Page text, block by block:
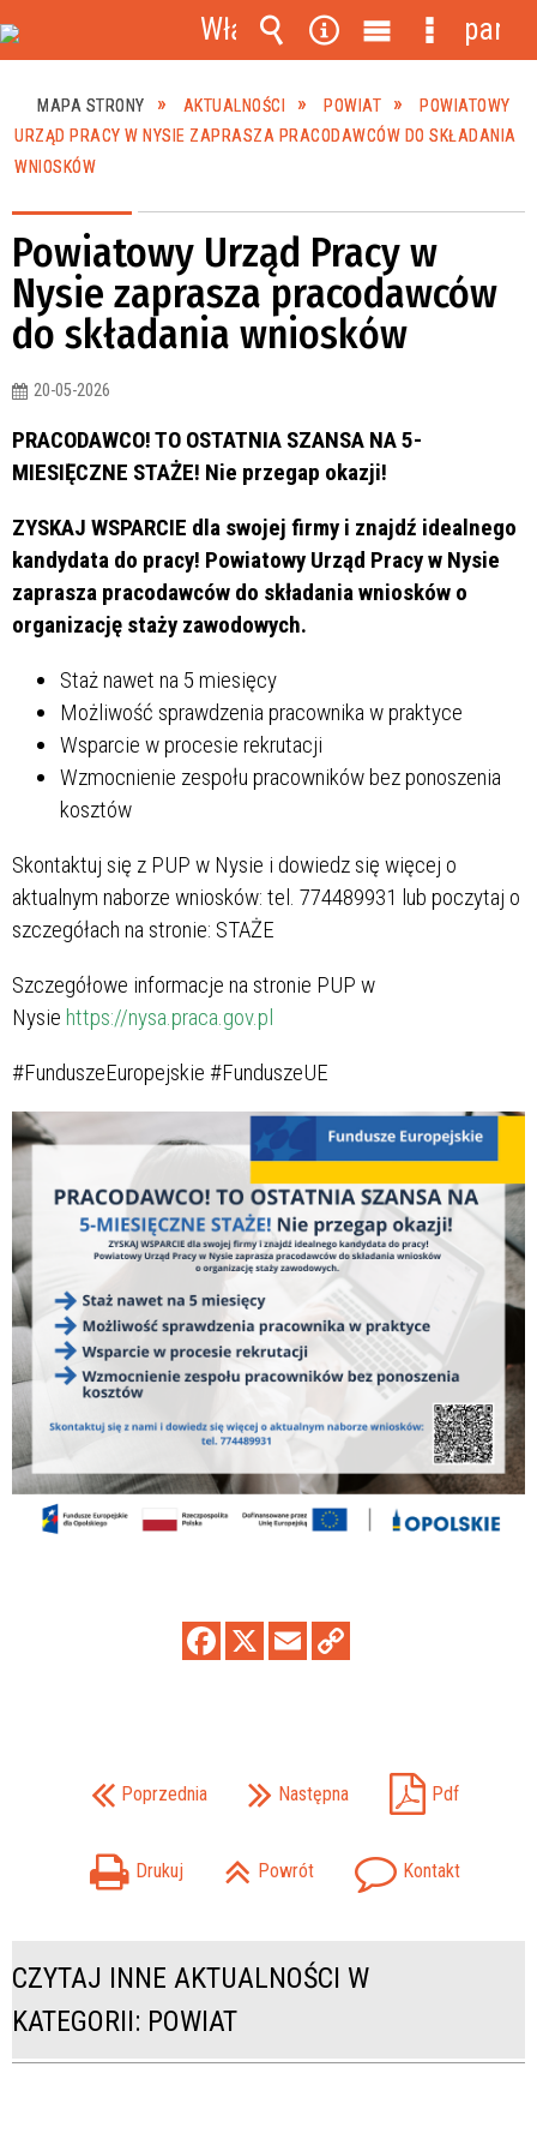
MAPA STRONY AKTUALNOŚCI POWIAT
POWIATOWY
URZĄD PRACY W NYSIE ZAPRASZA PRACODAWCÓW DO SKŁADANIA
WNIOSKÓW
Powiatowy Urząd Pracy w
Nysie zaprasza pracodawców
do składania wniosków
20-05-2026
PRACODAWCO! TO OSTATNIA SZANSA NA 5-
MIESIĘCZNE STAŻE! Nie przegap okazji!
ZYSKAJ WSPARCIE dla swojej firmy i znajdź idealnego
kandydata do pracy! Powiatowy Urząd Pracy w Nysie
zaprasza pracodawców do składania wniosków o
organizację staży zawodowych.
Staż nawet na 5 miesięcy
Możliwość sprawdzenia pracownika w praktyce
Wsparcie w procesie rekrutacji
Wzmocnienie zespołu pracowników bez ponoszenia
kosztów
Skontaktuj się z PUP w Nysie i dowiedz się więcej o
aktualnym naborze wniosków: tel. 774489931 lub poczytaj o
szczegółach na stronie: STAŻE
Szczegółowe informacje na stronie PUP w
Nysie https://nysa.praca.gov.pl
#FunduszeEuropejskie #FunduszeUE
Poprzednia Następna Pdf
Drukuj Powrót Kontakt
CZYTAJ INNE AKTUALNOŚCI W
KATEGORII: POWIAT
Włącz
powiadomienia
Wyszukiwarka
Narzędzia
Menu
główne
Menu
panel